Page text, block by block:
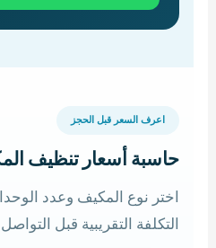
اعرف السعر قبل الحجز
حاسبة أسعار تنظيف
اختر نوع المكيف وعدد
التكلفة التقريبية قبل